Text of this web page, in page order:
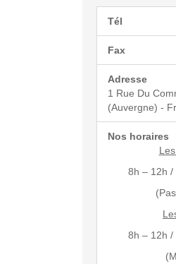
Tél
Fax
Adresse
1 Rue Du
(Auvergne) -
Nos horaires
8h – 12h /
8h – 12h /